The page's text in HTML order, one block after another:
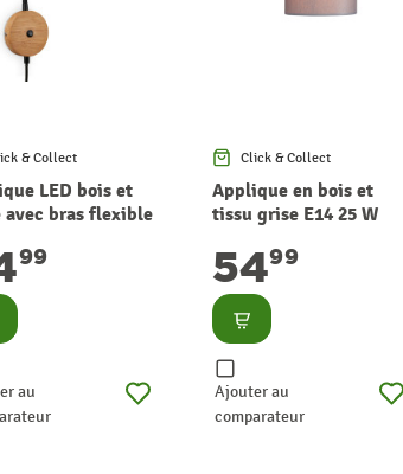
& Collect
LED bois et
avec bras flexible
99
au
Click & Collect
Applique en bois et
tissu grise E14 25 W
5499
Consulter
Ajouter au
comparateur